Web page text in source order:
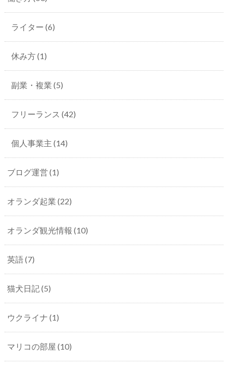
ライター (6)
休み方(1)
副業・複業 (5)
フリーランス (42)
個人事業主 (14)
ブログ運営 (1)
オランダ起業 (22)
オランダ観光情報 (10)
英語(7)
猫犬日記(5)
ウクライナ (1)
マリコの部屋 (10)